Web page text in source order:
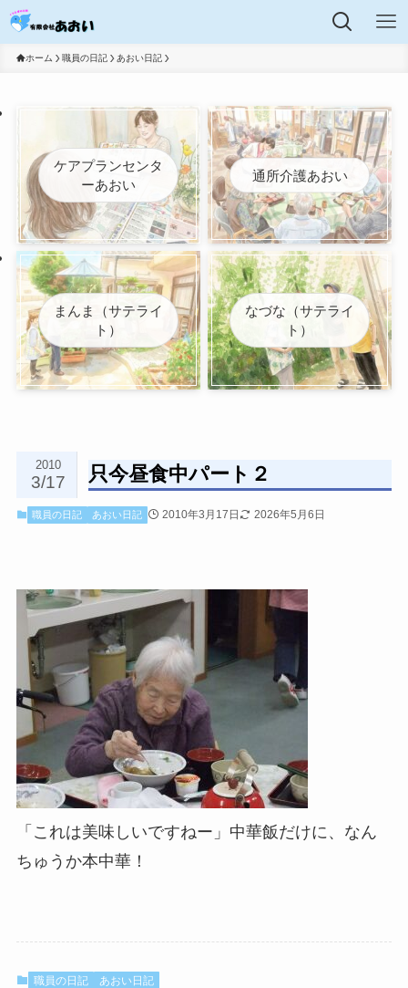
ホーム 職員の日記 あおい日記
ケアプランセンタ
ーあおい
通所介護あおい
まんま（サテライ
ト）
なづな（サテライ
ト）
只今昼食中パート２
2010
3/17
職員の日記 あおい日記 2010年3月17日 2026年5月6日
「これは美味しいですねー」中華飯だけに、なん
ちゅうか本中華！
職員の日記 あおい日記